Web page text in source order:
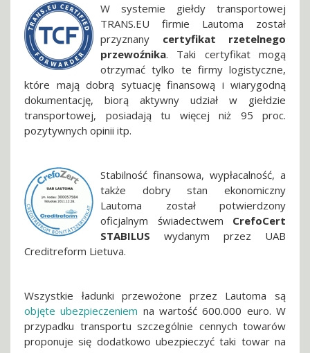
W systemie giełdy transportowej
TRANS.EU firmie Lautoma został
przyznany certyfikat rzetelnego
przewoźnika. Taki certyfikat mogą
otrzymać tylko te firmy logistyczne,
które mają dobrą sytuację finansową i wiarygodną
dokumentację, biorą aktywny udział w giełdzie
transportowej, posiadają tu więcej niż 95 proc.
pozytywnych opinii itp.
Stabilność finansowa, wypłacalność, a
także dobry stan ekonomiczny
Lautoma został potwierdzony
oficjalnym świadectwem CrefoCert
STABILUS wydanym przez UAB
Creditreform Lietuva.
Wszystkie ładunki przewożone przez Lautoma są
objęte ubezpieczeniem na wartość 600.000 euro. W
przypadku transportu szczególnie cennych towarów
proponuje się dodatkowo ubezpieczyć taki towar na